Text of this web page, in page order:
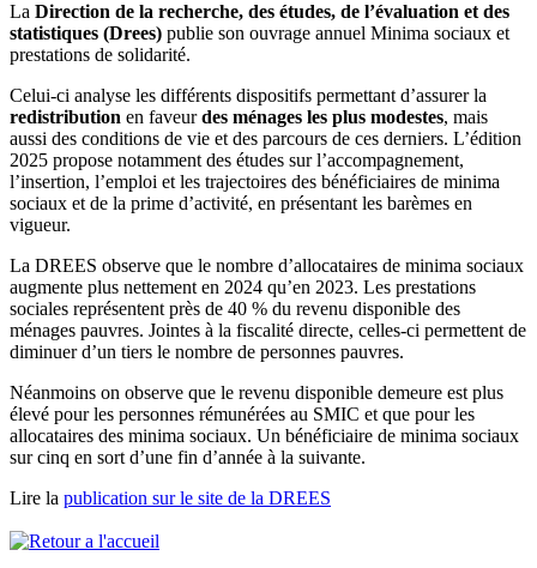
La Direction de la recherche, des études, de l’évaluation et des
statistiques (Drees) publie son ouvrage annuel Minima sociaux et
prestations de solidarité.
Celui-ci analyse les différents dispositifs permettant d’assurer la
redistribution en faveurdes ménages les plus modestes, mais
aussi des conditions de vie et des parcours de ces derniers. L’édition
2025 propose notamment des études sur l’accompagnement,
l’insertion, l’emploi et les trajectoires des bénéficiaires de minima
sociaux et de la prime d’activité, en présentant les barèmes en
vigueur.
La DREES observe que le nombre d’allocataires de minima sociaux
augmente plus nettement en 2024 qu’en 2023. Les prestations
sociales représentent près de 40 % du revenu disponible des
ménages pauvres. Jointes à la fiscalité directe, celles-ci permettent de
diminuer d’un tiers le nombre de personnes pauvres.
Néanmoins on observe que le revenu disponible demeure est plus
élevé pour les personnes rémunérées au SMIC et que pour les
allocataires des minima sociaux. Un bénéficiaire de minima sociaux
sur cinq en sort d’une fin d’année à la suivante.
Lire la publication sur le site de la DREES